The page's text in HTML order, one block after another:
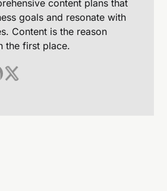
content plans that
goals and resonate with
Content is the reason
the first place.